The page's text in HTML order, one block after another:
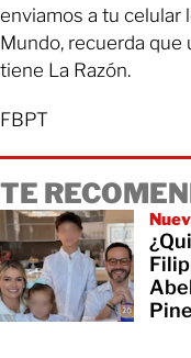
enviamos a tu celular
Mundo, recuerda que
tiene La Razón.
FBPT
TE